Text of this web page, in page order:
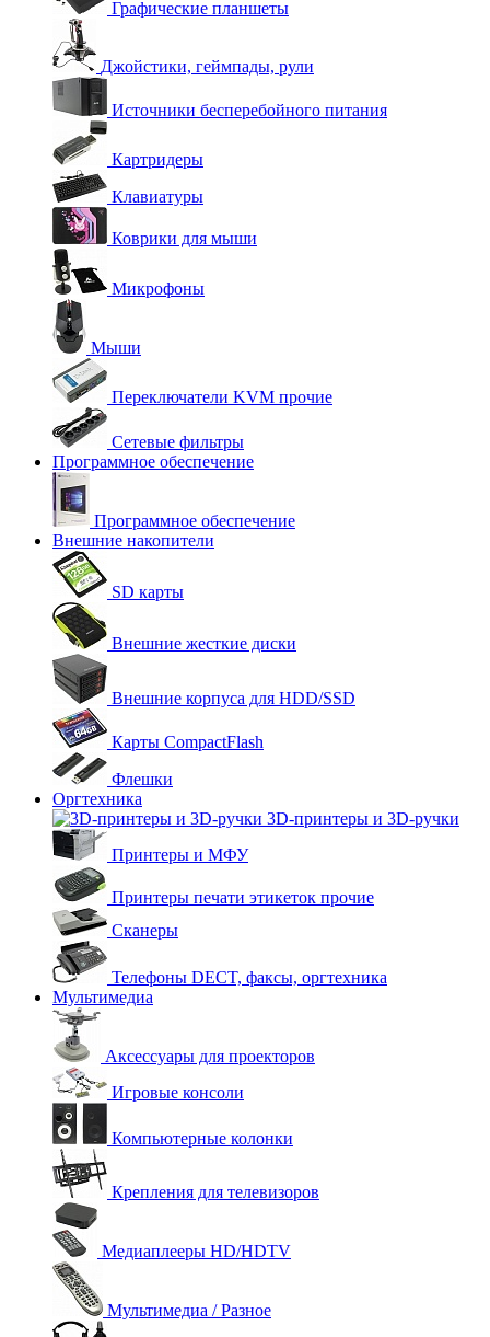
Графические планшеты
Джойстики, геймпады, рули
Источники бесперебойного питания
Картридеры
Клавиатуры
Коврики для мыши
Микрофоны
Мыши
Переключатели KVM прочие
Сетевые фильтры
Программное обеспечение
Программное обеспечение
Внешние накопители
SD карты
Внешние жесткие диски
Внешние корпуса для HDD/SSD
Карты CompactFlash
Флешки
Оргтехника
3D-принтеры и 3D-ручки
Принтеры и МФУ
Принтеры печати этикеток прочие
Сканеры
Телефоны DECT, факсы, оргтехника
Мультимедиа
Аксессуары для проекторов
Игровые консоли
Компьютерные колонки
Крепления для телевизоров
Медиаплееры HD/HDTV
Мультимедиа / Разное